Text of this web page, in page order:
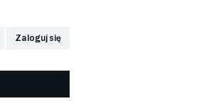
Zaloguj się